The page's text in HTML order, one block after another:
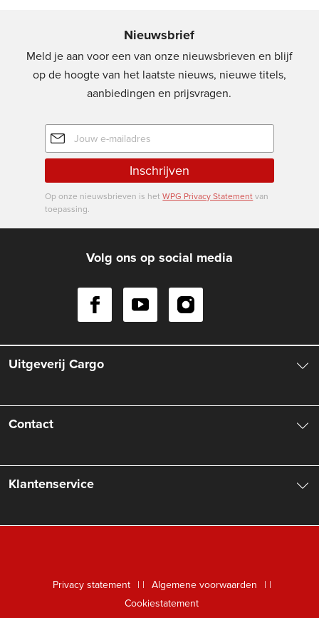
Nieuwsbrief
Meld je aan voor een van onze nieuwsbrieven en blijf
op de hoogte van het laatste nieuws, nieuwe titels,
aanbiedingen en prijsvragen.
E-
mailadres
Inschrijven
Op onze nieuwsbrieven is hetWPG Privacy Statementvan
toepassing.
Volg ons op social media
Uitgeverij Cargo
Over ons
Vacatures
Nieuwsbrief
Contact
Contactinformatie
Foreign Rights
Klantenservice
FAQ Boekenwebshop
Privacy statement | Algemene voorwaarden
|
Cookiestatement